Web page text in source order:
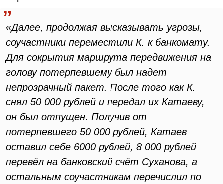
«Далее, продолжая высказывать угрозы,
соучастники переместили К. к банкомату.
Для сокрытия маршрута передвижения на
голову потерпевшему был надет
непрозрачный пакет. После того как К.
снял 50 000 рублей и передал их Катаеву,
он был отпущен. Получив от
потерпевшего 50 000 рублей, Катаев
оставил себе 6000 рублей, 8 000 рублей
перевёл на банковский счёт Суханова, а
остальным соучастникам перечислил по